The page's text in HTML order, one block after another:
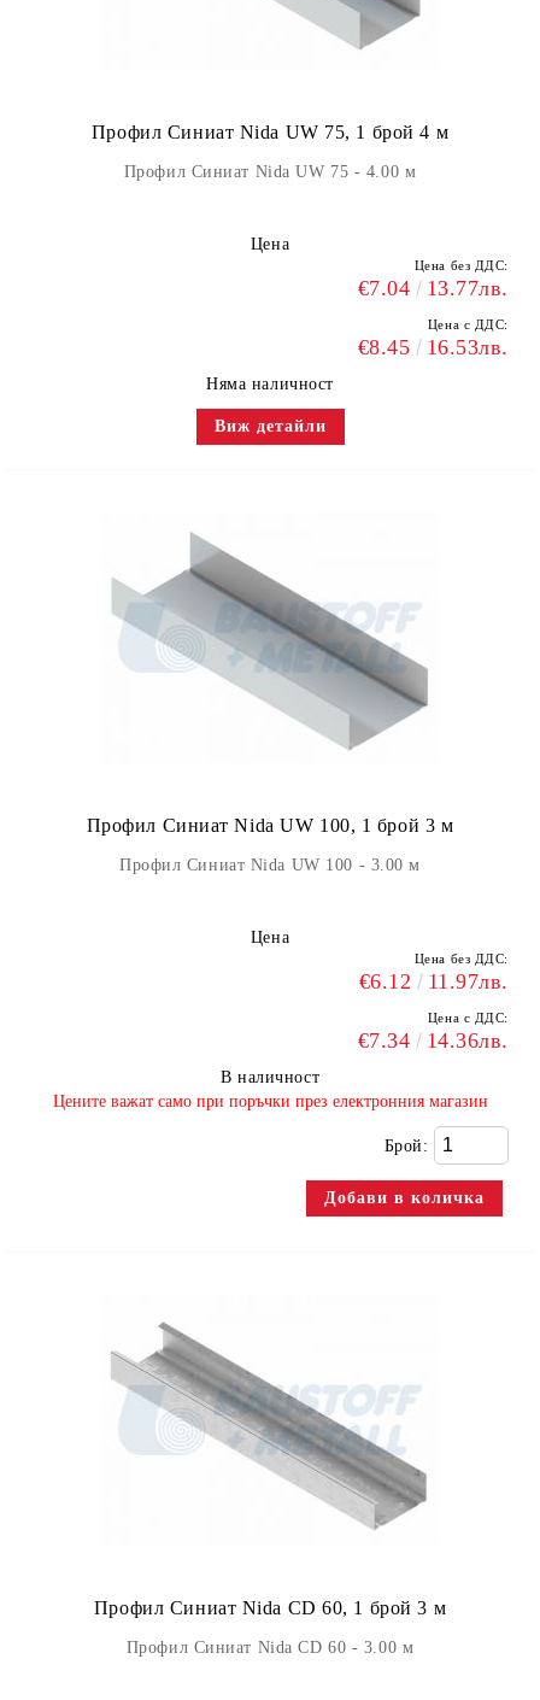
Профил Синиат Nida UW 75, 1 брой 4 м
Профил Синиат Nida UW 75 - 4.00 м
Цена
Цена без ДДС:
€7.04 13.77лв.
Цена с ДДС:
€8.45 16.53лв.
Няма наличност
Виж детайли
Профил Синиат Nida UW 100, 1 брой 3 м
Профил Синиат Nida UW 100 - 3.00 м
Цена
Цена без ДДС:
€6.12 11.97лв.
Цена с ДДС:
€7.34 14.36лв.
В наличност
​Цените важат само при поръчки през електронния магазин
Брой:
Профил Синиат Nida CD 60, 1 брой 3 м
Профил Синиат Nida CD 60 - 3.00 м